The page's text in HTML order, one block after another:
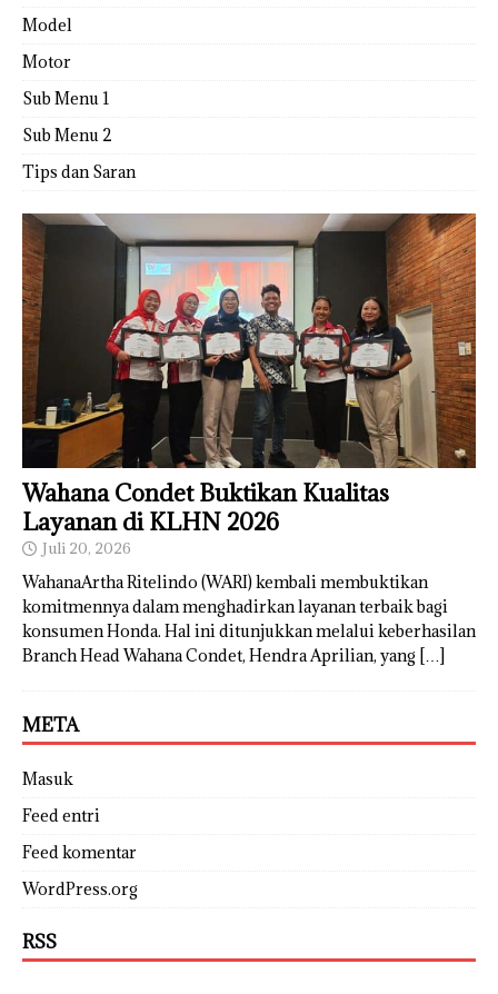
Model
Motor
Sub Menu 1
Sub Menu 2
Tips dan Saran
Wahana Condet Buktikan Kualitas
Layanan di KLHN 2026
Juli 20, 2026
WahanaArtha Ritelindo (WARI) kembali membuktikan
komitmennya dalam menghadirkan layanan terbaik bagi
konsumen Honda. Hal ini ditunjukkan melalui keberhasilan
Branch Head Wahana Condet, Hendra Aprilian, yang […]
META
Masuk
Feed entri
Feed komentar
WordPress.org
RSS